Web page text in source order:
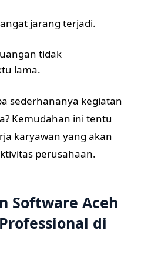
jarang terjadi.
tidak
lama.
sederhananya kegiatan
Kemudahan ini tentu
karyawan yang akan
perusahaan.
Software Aceh
di